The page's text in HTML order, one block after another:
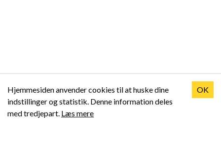
Hjemmesiden anvender cookies til at huske dine
indstillinger og statistik. Denne information deles
med tredjepart. Læs mere
OK